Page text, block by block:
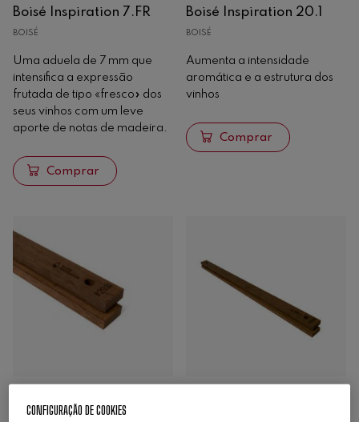
Boisé Inspiration 7.FR
BOISÉ
Uma aduela de 7 mm que
intensifica a expressão
frutada de tipo «fresco» dos
seus vinhos com um leve
aporte de notas de madeira.
Comprar
Boisé Inspiration 20.1
BOISÉ
Aumenta a intensidade
aromática e a estrutura dos
vinhos
Comprar
CONFIGURAÇÃO DE COOKIES